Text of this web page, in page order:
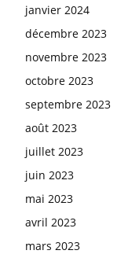
janvier 2024
décembre 2023
novembre 2023
octobre 2023
septembre 2023
août 2023
juillet 2023
juin 2023
mai 2023
avril 2023
mars 2023